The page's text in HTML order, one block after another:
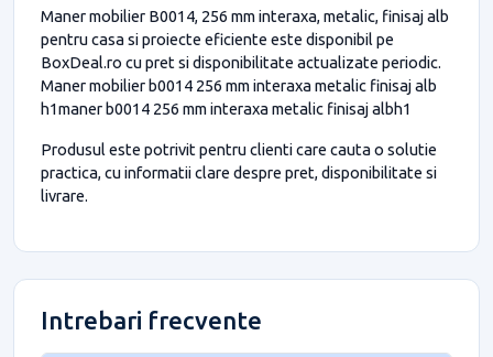
Maner mobilier B0014, 256 mm interaxa, metalic, finisaj alb
pentru casa si proiecte eficiente este disponibil pe
BoxDeal.ro cu pret si disponibilitate actualizate periodic.
Maner mobilier b0014 256 mm interaxa metalic finisaj alb
h1maner b0014 256 mm interaxa metalic finisaj albh1
Produsul este potrivit pentru clienti care cauta o solutie
practica, cu informatii clare despre pret, disponibilitate si
livrare.
Intrebari frecvente